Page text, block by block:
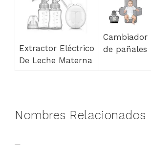
Extractor Eléctrico
De Leche Materna
Cambiador
de pañales
Nombres Relacionados